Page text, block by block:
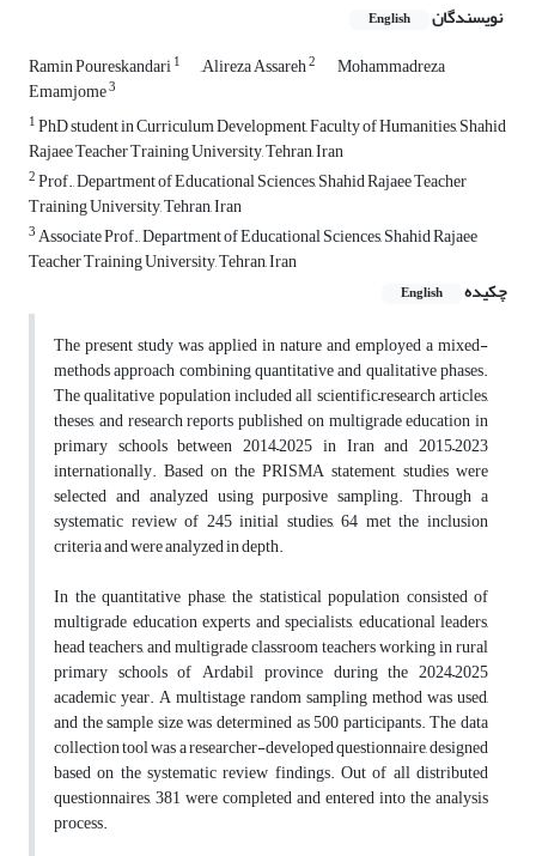
نویسندگان English
Ramin Poureskandari1 َAlireza Assareh2 Mohammadreza
Emamjome3
1PhD student in Curriculum Development, Faculty of Humanities, Shahid
Rajaee Teacher Training University, Tehran, Iran
2Prof., Department of Educational Sciences, Shahid Rajaee Teacher
Training University, Tehran, Iran
3Associate Prof., Department of Educational Sciences, Shahid Rajaee
Teacher Training University, Tehran, Iran
چکیده
English
The present study was applied in nature and employed a mixed-
methods approach combining quantitative and qualitative phases.
The qualitative population included all scientific–research articles,
theses, and research reports published on multigrade education in
primary schools between 2014–2025 in Iran and 2015–2023
internationally. Based on the PRISMA statement, studies were
selected and analyzed using purposive sampling. Through a
systematic review of 245 initial studies, 64 met the inclusion
criteria and were analyzed in depth.
In the quantitative phase, the statistical population consisted of
multigrade education experts and specialists, educational leaders,
head teachers, and multigrade classroom teachers working in rural
primary schools of Ardabil province during the 2024–2025
academic year. A multistage random sampling method was used,
and the sample size was determined as 500 participants. The data
collection tool was a researcher-developed questionnaire, designed
based on the systematic review findings. Out of all distributed
questionnaires, 381 were completed and entered into the analysis
process.